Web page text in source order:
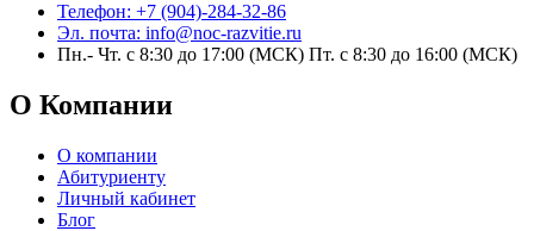
Телефон: +7 (904)-284-32-86
Эл. почта: info@noc-razvitie.ru
Пн.- Чт. с 8:30 до 17:00 (МСК) Пт. с 8:30 до 16:00 (МСК)
О Компании
О компании
Абитуриенту
Личный кабинет
Блог